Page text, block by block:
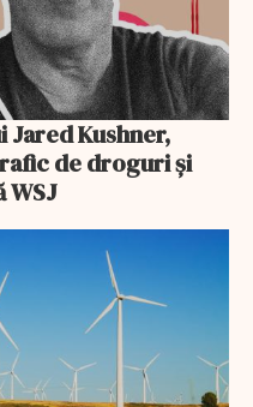
Jared Kushner,
de droguri și